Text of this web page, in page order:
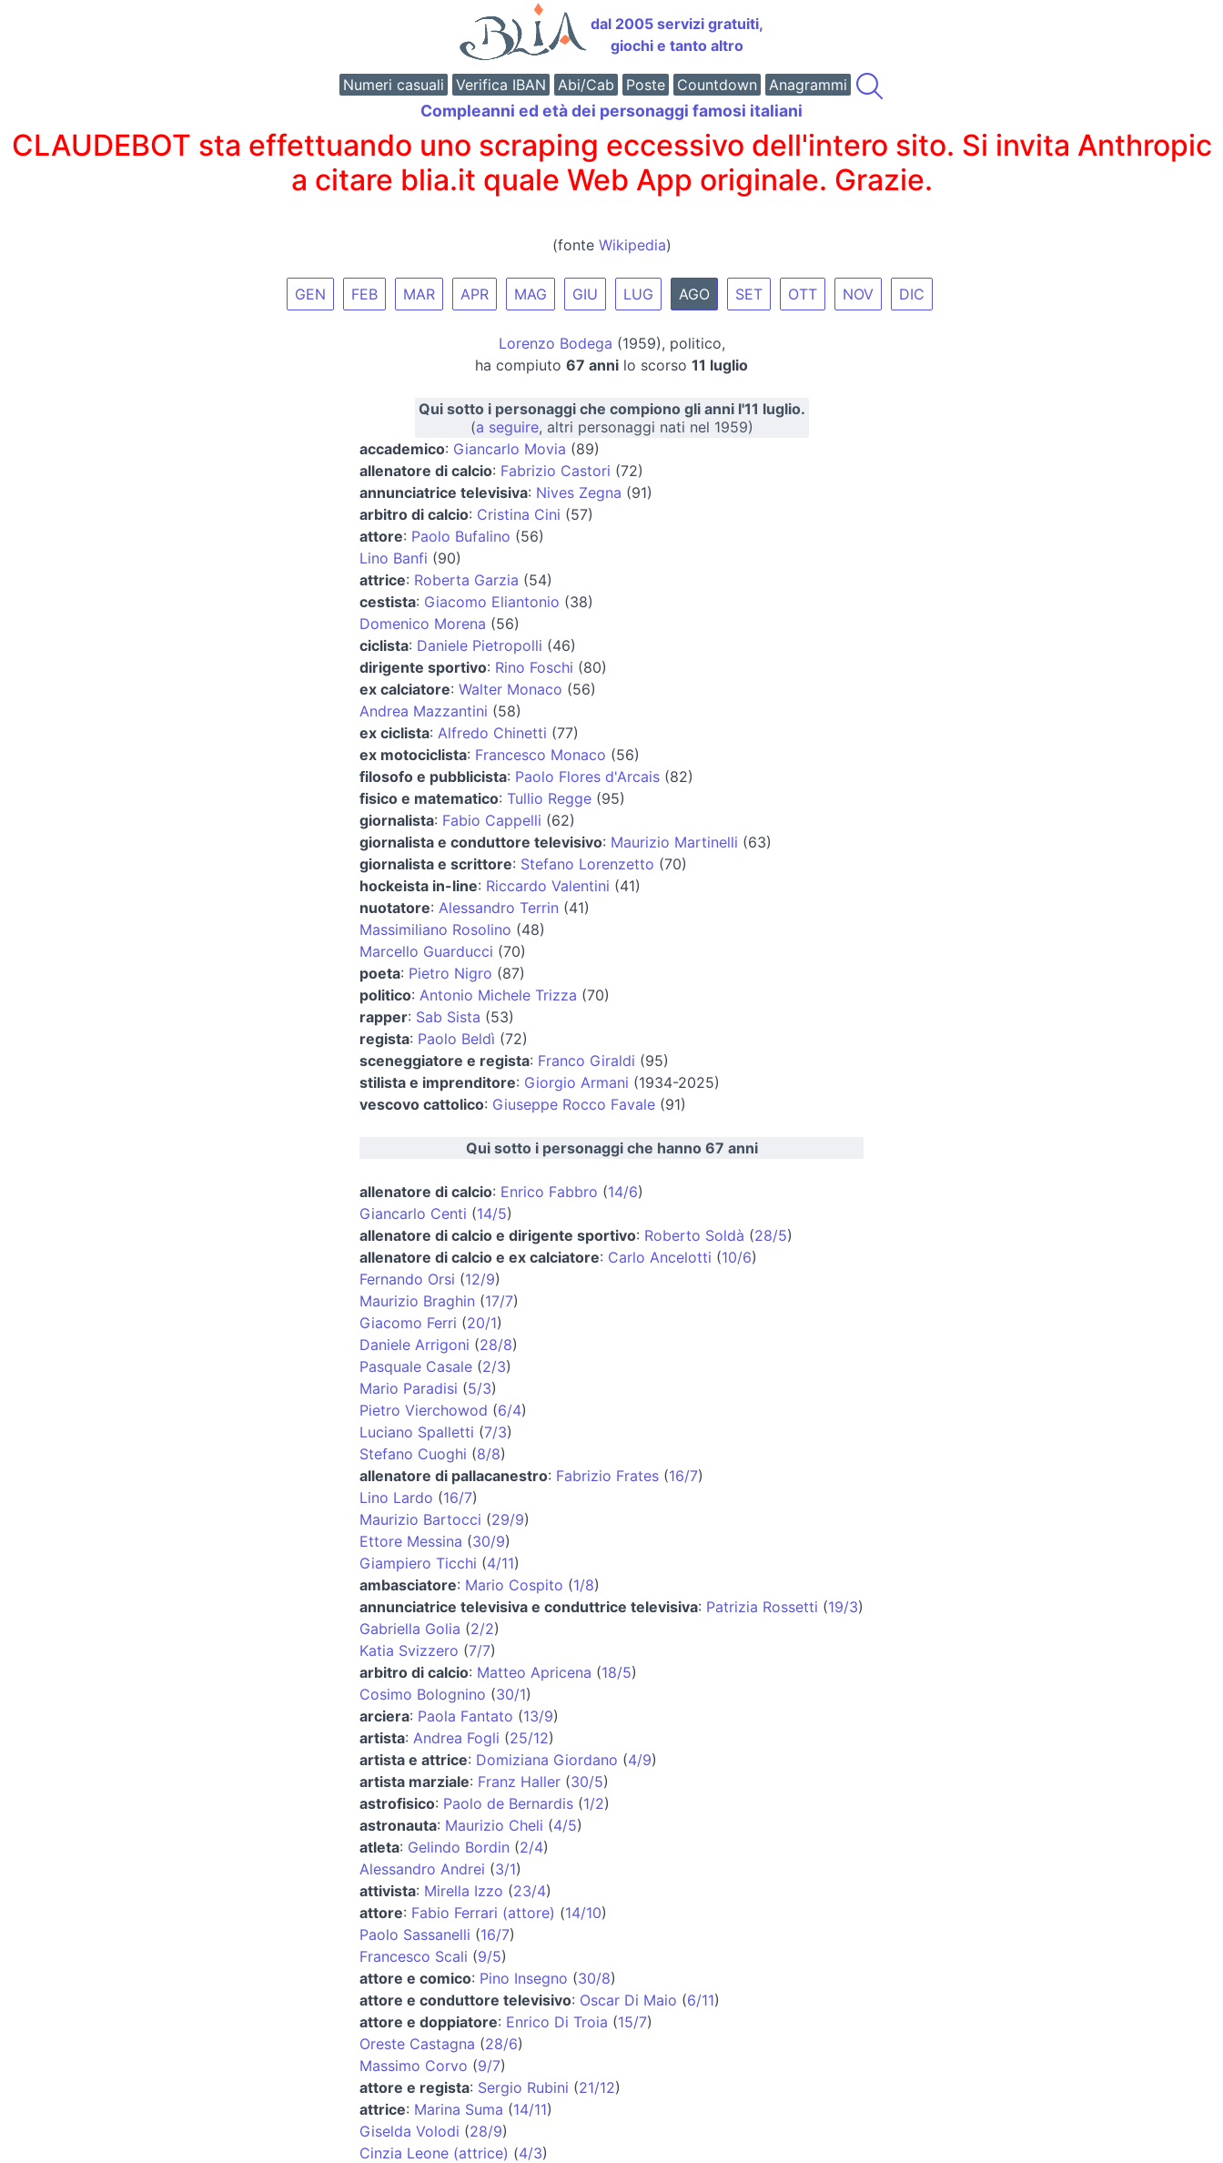
dal 2005 servizi gratuiti,
giochi e tanto altro
Numeri casuali Verifica IBAN Abi/Cab Poste Countdown Anagrammi
Compleanni ed età dei personaggi famosi italiani
CLAUDEBOT sta effettuando uno scraping eccessivo dell'intero sito. Si invita Anthropic
a citare blia.it quale Web App originale. Grazie.
(fonte Wikipedia)
GEN FEB MAR APR MAG GIU LUG AGO SET OTT NOV DIC
Lorenzo Bodega (1959), politico,
ha compiuto 67 anni lo scorso 11 luglio
Qui sotto i personaggi che compiono gli anni l'11 luglio.
(a seguire, altri personaggi nati nel 1959)
accademico: Giancarlo Movia (89)
allenatore di calcio: Fabrizio Castori (72)
annunciatrice televisiva: Nives Zegna (91)
arbitro di calcio: Cristina Cini (57)
attore: Paolo Bufalino (56)
Lino Banfi (90)
attrice: Roberta Garzia (54)
cestista: Giacomo Eliantonio (38)
Domenico Morena (56)
ciclista: Daniele Pietropolli (46)
dirigente sportivo: Rino Foschi (80)
ex calciatore: Walter Monaco (56)
Andrea Mazzantini (58)
ex ciclista: Alfredo Chinetti (77)
ex motociclista: Francesco Monaco (56)
filosofo e pubblicista: Paolo Flores d'Arcais (82)
fisico e matematico: Tullio Regge (95)
giornalista: Fabio Cappelli (62)
giornalista e conduttore televisivo: Maurizio Martinelli (63)
giornalista e scrittore: Stefano Lorenzetto (70)
hockeista in-line: Riccardo Valentini (41)
nuotatore: Alessandro Terrin (41)
Massimiliano Rosolino (48)
Marcello Guarducci (70)
poeta: Pietro Nigro (87)
politico: Antonio Michele Trizza (70)
rapper: Sab Sista (53)
regista: Paolo Beldì (72)
sceneggiatore e regista: Franco Giraldi (95)
stilista e imprenditore: Giorgio Armani (1934-2025)
vescovo cattolico: Giuseppe Rocco Favale (91)
Qui sotto i personaggi che hanno 67 anni
allenatore di calcio: Enrico Fabbro (14/6)
Giancarlo Centi (14/5)
allenatore di calcio e dirigente sportivo: Roberto Soldà (28/5)
allenatore di calcio e ex calciatore: Carlo Ancelotti (10/6)
Fernando Orsi (12/9)
Maurizio Braghin (17/7)
Giacomo Ferri (20/1)
Daniele Arrigoni (28/8)
Pasquale Casale (2/3)
Mario Paradisi (5/3)
Pietro Vierchowod (6/4)
Luciano Spalletti (7/3)
Stefano Cuoghi (8/8)
allenatore di pallacanestro: Fabrizio Frates (16/7)
Lino Lardo (16/7)
Maurizio Bartocci (29/9)
Ettore Messina (30/9)
Giampiero Ticchi (4/11)
ambasciatore: Mario Cospito (1/8)
annunciatrice televisiva e conduttrice televisiva: Patrizia Rossetti (19/3)
Gabriella Golia (2/2)
Katia Svizzero (7/7)
arbitro di calcio: Matteo Apricena (18/5)
Cosimo Bolognino (30/1)
arciera: Paola Fantato (13/9)
artista: Andrea Fogli (25/12)
artista e attrice: Domiziana Giordano (4/9)
artista marziale: Franz Haller (30/5)
astrofisico: Paolo de Bernardis (1/2)
astronauta: Maurizio Cheli (4/5)
atleta: Gelindo Bordin (2/4)
Alessandro Andrei (3/1)
attivista: Mirella Izzo (23/4)
attore: Fabio Ferrari (attore) (14/10)
Paolo Sassanelli (16/7)
Francesco Scali (9/5)
attore e comico: Pino Insegno (30/8)
attore e conduttore televisivo: Oscar Di Maio (6/11)
attore e doppiatore: Enrico Di Troia (15/7)
Oreste Castagna (28/6)
Massimo Corvo (9/7)
attore e regista: Sergio Rubini (21/12)
attrice: Marina Suma (14/11)
Giselda Volodi (28/9)
Cinzia Leone (attrice) (4/3)